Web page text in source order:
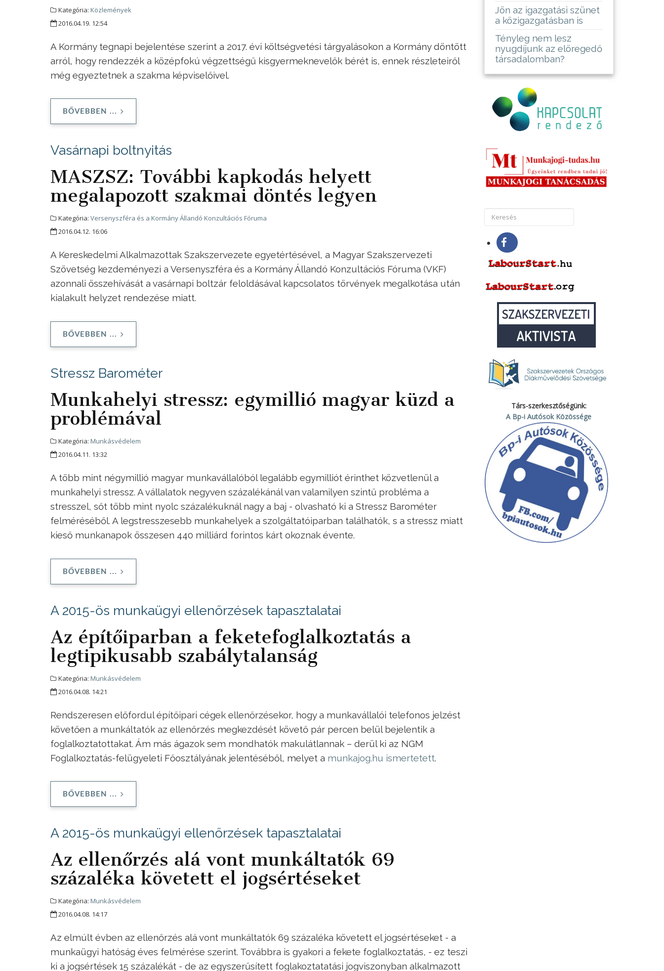
Kategória: Közlemények
2016.04.19. 12:54
A Kormány tegnapi bejelentése szerint a 2017. évi költségvetési tárgyalásokon a Kormány döntött
arról, hogy rendezzék a középfokú végzettségű kisgyermeknevelők bérét is, ennek részleteiről
még egyeztetnek a szakma képviselőivel.
BŐVEBBEN ...
Vasárnapi boltnyitás
MASZSZ: További kapkodás helyett
megalapozott szakmai döntés legyen
Kategória: Versenyszféra és a Kormány Állandó Konzultációs Fóruma
2016.04.12. 16:06
A Kereskedelmi Alkalmazottak Szakszervezete egyetértésével, a Magyar Szakszervezeti
Szövetség kezdeményezi a Versenyszféra és a Kormány Állandó Konzultációs Fóruma (VKF)
azonnali összehívását a vasárnapi boltzár feloldásával kapcsolatos törvények megalkotása után
kialakult helyzet rendezése miatt.
BŐVEBBEN ...
Stressz Barométer
Munkahelyi stressz: egymillió magyar küzd a
problémával
Kategória: Munkásvédelem
2016.04.11. 13:32
A több mint négymillió magyar munkavállalóból legalább egymilliót érinthet közvetlenül a
munkahelyi stressz. A vállalatok negyven százalékánál van valamilyen szintű probléma a
stresszel, sőt több mint nyolc százalékuknál nagy a baj - olvasható ki a Stressz Barométer
felméréséből. A legstresszesebb munkahelyek a szolgáltatóiparban találhatók, s a stressz miatt
kieső munkanapok összesen 440 milliárd forintos kárt okoznak évente.
BŐVEBBEN ...
A 2015-ös munkaügyi ellenőrzések tapasztalatai
Az építőiparban a feketefoglalkoztatás a
legtipikusabb szabálytalanság
Kategória: Munkásvédelem
2016.04.08. 14:21
Rendszeresen előfordul építőipari cégek ellenőrzésekor, hogy a munkavállalói telefonos jelzést
követően a munkáltatók az ellenőrzés megkezdését követő pár percen belül bejelentik a
foglalkoztatottakat. Ám más ágazok sem mondhatók makulátlannak – derül ki az NGM
Foglalkoztatás-felügyeleti Főosztályának jelentéséből, melyet a munkajog.hu ismertetett.
BŐVEBBEN ...
A 2015-ös munkaügyi ellenőrzések tapasztalatai
Az ellenőrzés alá vont munkáltatók 69
százaléka követett el jogsértéseket
Kategória: Munkásvédelem
2016.04.08. 14:17
Az elmúlt évben az ellenőrzés alá vont munkáltatók 69 százaléka követett el jogsértéseket - a
munkaügyi hatóság éves felmérése szerint. Továbbra is gyakori a fekete foglalkoztatás, - ez teszi
ki a jogsértések 15 százalékát - de az egyszerűsített foglakoztatatási jogviszonyban alkalmazott
Jön az igazgatási szünet
a közigazgatásban is
Tényleg nem lesz
nyugdíjunk az elöregedő
társadalomban?
Társ-szerkesztőségünk:
A Bp-i Autósok Közössége